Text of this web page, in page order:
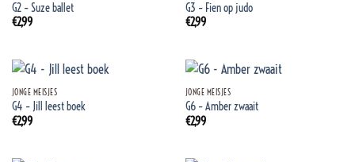
G2 – Suze ballet
€2,99
G3 – Fien op judo
€2,99
JONGE MEISJES
G4 – Jill leest boek
€2,99
JONGE MEISJES
G6 – Amber zwaait
€2,99